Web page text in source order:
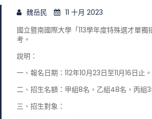
魏岳民
11 十月 2023
國立暨南國際大學「113學年度特殊選才單
考。
說明：
一、報名日期：112年10月23日至11月16日止。
二、招生名額：甲組8名，乙組48名，丙組3
三、招生對象：